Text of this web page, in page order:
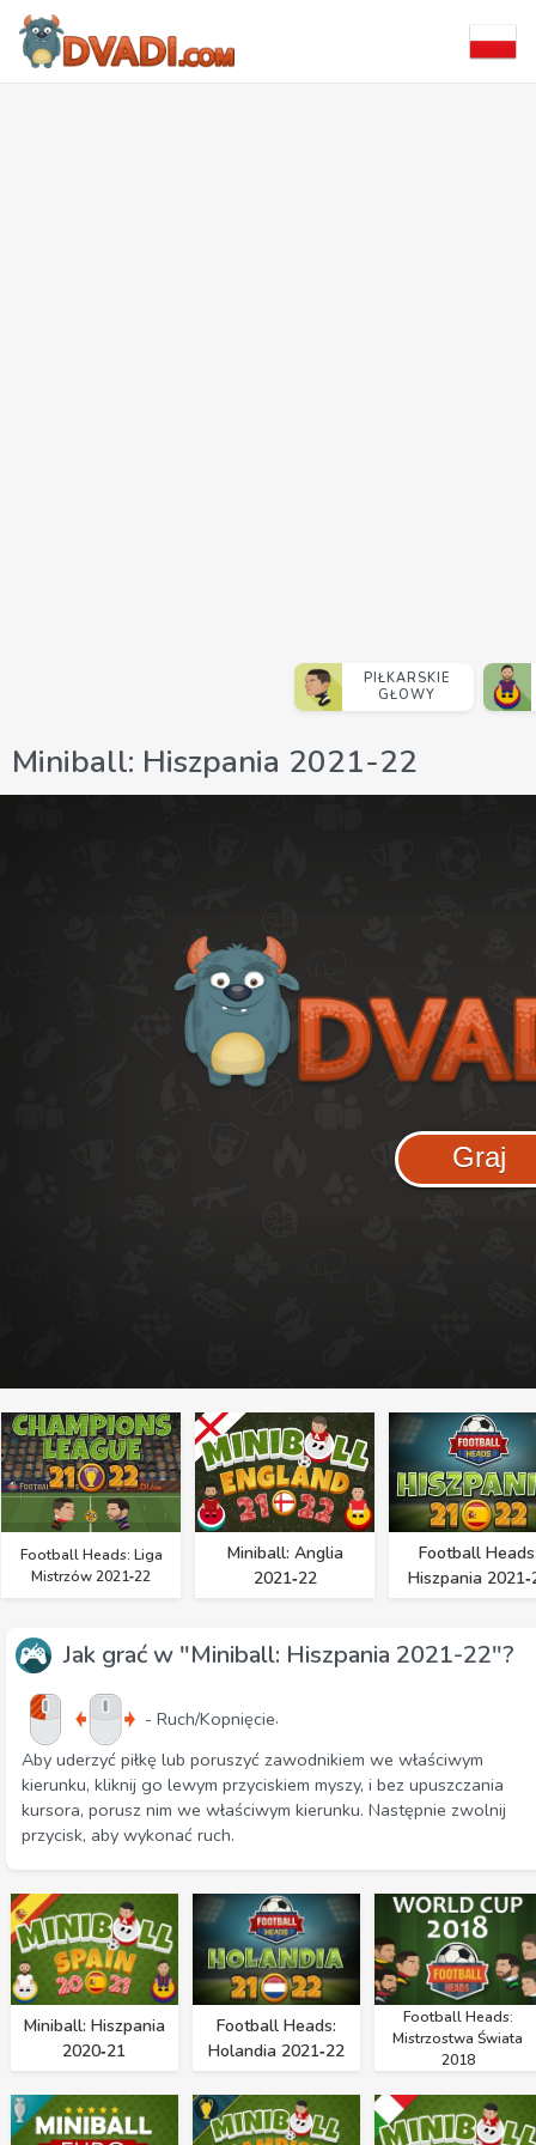
PIŁKARSKIE
GŁOWY
Miniball: Hiszpania 2021-22
Graj
Football Heads: Liga
Mistrzów 2021‑22
Miniball: Anglia
2021‑22
Football
Hiszpania
Jak grać w "Miniball: Hiszpania 2021-22"?
- Ruch/Kopnięcie.
Aby uderzyć piłkę lub poruszyć zawodnikiem we właściwym
kierunku, kliknij go lewym przyciskiem myszy, i bez upuszczania
kursora, porusz nim we właściwym kierunku. Następnie zwolnij
przycisk, aby wykonać ruch.
Miniball: Hiszpania
2020‑21
Football Heads:
Holandia 2021‑22
Football Heads:
Mistrzostwa Świata
2018